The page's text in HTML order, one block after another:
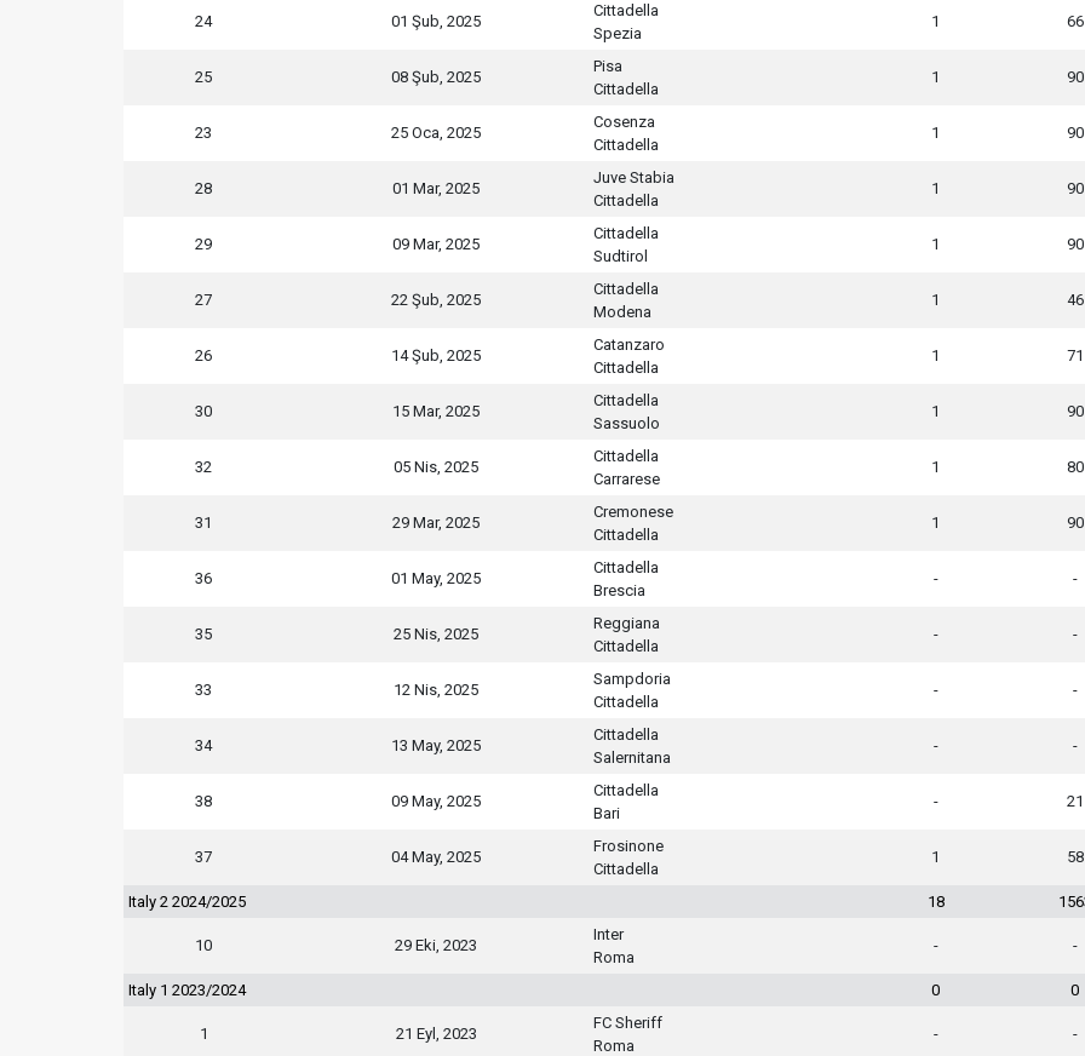
24 01 Şub, 2025
Cittadella
Spezia
1 66
25 08 Şub, 2025
Pisa
Cittadella
1 90
23 25 Oca, 2025
Cosenza
Cittadella
1 90
28 01 Mar, 2025
Juve Stabia
Cittadella
1 90
29 09 Mar, 2025
Cittadella
Sudtirol
1 90
27 22 Şub, 2025
Cittadella
Modena
1 46
26 14 Şub, 2025
Catanzaro
Cittadella
1 71
30 15 Mar, 2025
Cittadella
Sassuolo
1 90
32 05 Nis, 2025
Cittadella
Carrarese
1 80
31 29 Mar, 2025
Cremonese
Cittadella
1 90
36 01 May, 2025
Cittadella
Brescia
- -
35 25 Nis, 2025
Reggiana
Cittadella
- -
33 12 Nis, 2025
Sampdoria
Cittadella
- -
34 13 May, 2025
Cittadella
Salernitana
- -
38 09 May, 2025
Cittadella
Bari
- 21
37 04 May, 2025
Frosinone
Cittadella
1 58
Italy 2 2024/2025 18
10 29 Eki, 2023
Inter
Roma
- -
Italy 1 2023/2024 0 0
1 21 Eyl, 2023
FC Sheriff
Roma
- -